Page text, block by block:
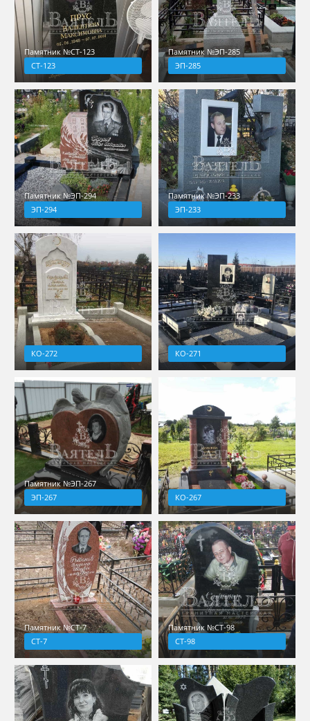
Памятник №СТ-123
СТ-123
Памятник №ЭП-285
ЭП-285
Памятник №ЭП-294
ЭП-294
Памятник №ЭП-233
ЭП-233
КО-272 КО-271
Памятник №ЭП-267
ЭП-267
КО-267
Памятник №СТ-7
СТ-7
Памятник №СТ-98
СТ-98